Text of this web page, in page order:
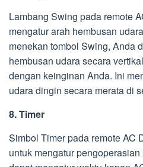
Lambang Swing pada remote
mengatur arah hembusan
menekan tombol Swing, Anda
hembusan udara secara
dengan keinginan Anda. Ini
udara dingin secara merata di
8. Timer
Simbol Timer pada remote AC
untuk mengatur